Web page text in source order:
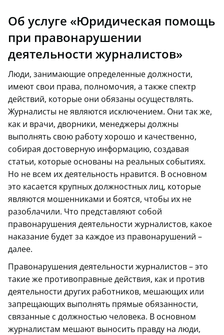
Об услуге «Юридическая помощь
при правонарушении
деятельности журналистов»
Люди, занимающие определенные должности,
имеют свои права, полномочия, а также спектр
действий, которые они обязаны осуществлять.
Журналисты не являются исключением. Они так же,
как и врачи, дворники, менеджеры должны
выполнять свою работу хорошо и качественно,
собирая достоверную информацию, создавая
статьи, которые основаны на реальных событиях.
Но не всем их деятельность нравится. В основном
это касается крупных должностных лиц, которые
являются мошенниками и боятся, чтобы их не
разоблачили. Что представляют собой
правонарушения деятельности журналистов, какое
наказание будет за каждое из правонарушений –
далее.
Правонарушения деятельности журналистов – это
такие же противоправные действия, как и против
деятельности других работников, мешающих или
запрещающих выполнять прямые обязанности,
связанные с должностью человека. В основном
журналистам мешают выносить правду на люди,